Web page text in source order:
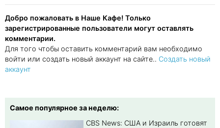
Добро пожаловать в Наше Кафе! Только
зарегистрированные пользователи могут оставлять
комментарии.
Для того чтобы оставить комментарий вам необходимо
войти или создать новый аккаунт на сайте.. Создать новый
аккаунт
Самое популярное за неделю:
CBS News: США и Израиль готовят